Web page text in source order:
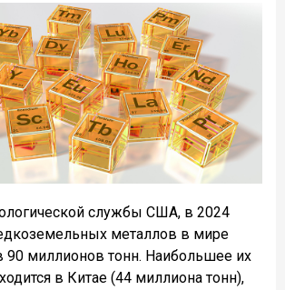
службы США, в 2024
металлов в мире
90 миллионов тонн. Наибольшее их
в Китае (44 миллиона тонн),